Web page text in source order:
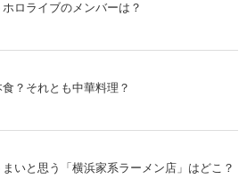
ロライブのメンバーは？
？それとも中華料理？
いと思う「横浜家系ラーメン店」はどこ？